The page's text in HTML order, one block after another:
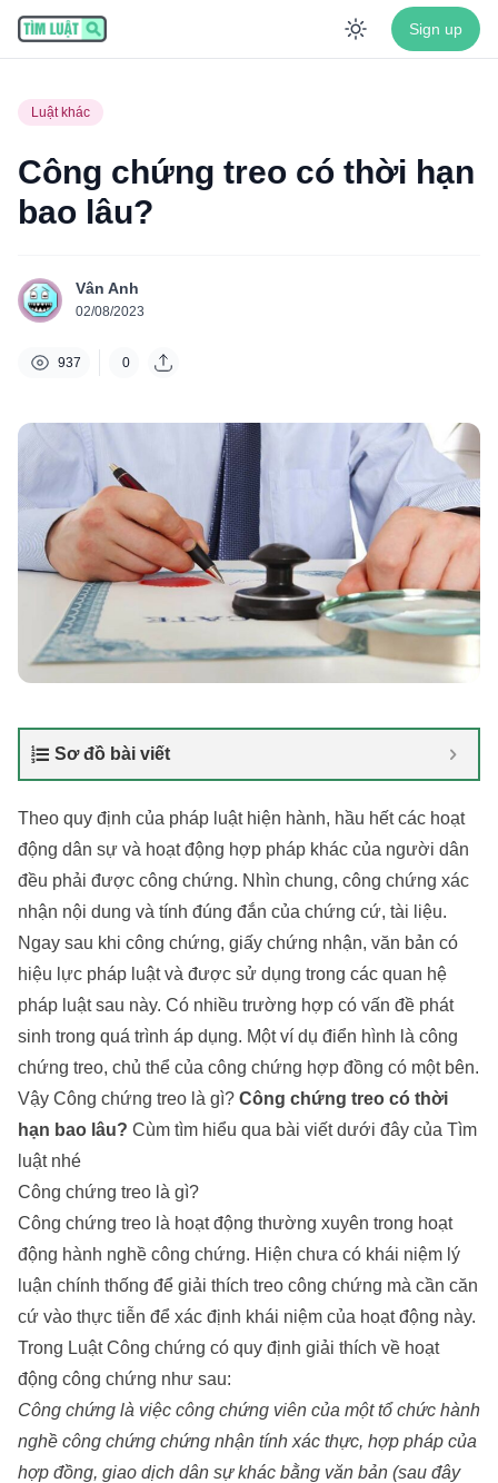
Enable
Sign up
Luật khác
Công chứng treo có thời hạn
bao lâu?
Vân Anh
02/08/2023
937 0
Sơ đồ bài viết
Theo quy định của pháp luật hiện hành, hầu hết các hoạt
động dân sự và hoạt động hợp pháp khác của người dân
đều phải được công chứng. Nhìn chung, công chứng xác
nhận nội dung và tính đúng đắn của chứng cứ, tài liệu.
Ngay sau khi công chứng, giấy chứng nhận, văn bản có
hiệu lực pháp luật và được sử dụng trong các quan hệ
pháp luật sau này. Có nhiều trường hợp có vấn đề phát
sinh trong quá trình áp dụng. Một ví dụ điển hình là công
chứng treo, chủ thể của công chứng hợp đồng có một bên.
Vậy Công chứng treo là gì? Công chứng treo có thời
hạn bao lâu? Cùm tìm hiểu qua bài viết dưới đây của Tìm
luậtnhé
Công chứng treo là gì?
Công chứng treo là hoạt động thường xuyên trong hoạt
động hành nghề công chứng. Hiện chưa có khái niệm lý
luận chính thống để giải thích treo công chứng mà cần căn
cứ vào thực tiễn để xác định khái niệm của hoạt động này.
Trong Luật Công chứng có quy định giải thích về hoạt
động công chứng như sau:
Công chứng là việc công chứng viên của một tổ chức hành
nghề công chứng chứng nhận tính xác thực, hợp pháp của
hợp đồng, giao dịch dân sự khác bằng văn bản (sau đây